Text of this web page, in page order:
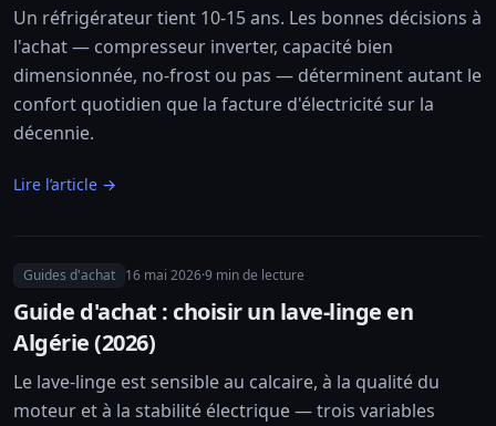
Un réfrigérateur tient 10-15 ans. Les bonnes décisions à
l'achat — compresseur inverter, capacité bien
dimensionnée, no-frost ou pas — déterminent autant le
confort quotidien que la facture d'électricité sur la
décennie.
Lire l’article →
Guides d'achat 16 mai 2026·9 min de lecture
Guide d'achat : choisir un lave-linge en
Algérie (2026)
Le lave-linge est sensible au calcaire, à la qualité du
moteur et à la stabilité électrique — trois variables